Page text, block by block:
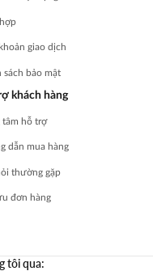
giao dịch
sách bảo mật
khách hàng
tâm hỗ trợ
dẫn mua hàng
thường gặp
đơn hàng
tôi qua: